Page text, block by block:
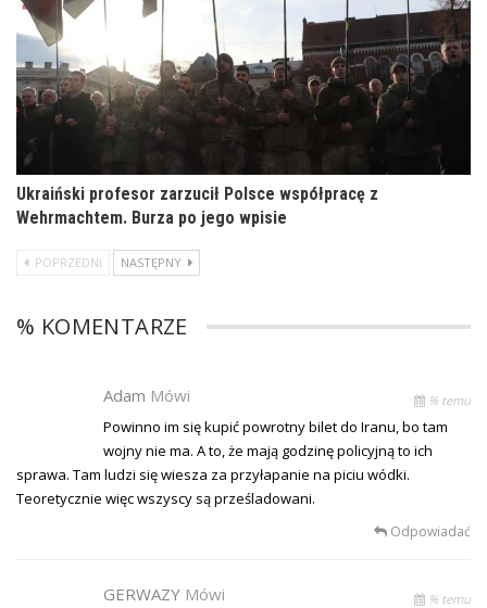
Ukraiński profesor zarzucił Polsce współpracę z
Wehrmachtem. Burza po jego wpisie
POPRZEDNI NASTĘPNY
% KOMENTARZE
Adam Mówi % temu
Powinno im się kupić powrotny bilet do Iranu, bo tam
wojny nie ma. A to, że mają godzinę policyjną to ich
sprawa. Tam ludzi się wiesza za przyłapanie na piciu wódki.
Teoretycznie więc wszyscy są prześladowani.
Odpowiadać
GERWAZY Mówi % temu